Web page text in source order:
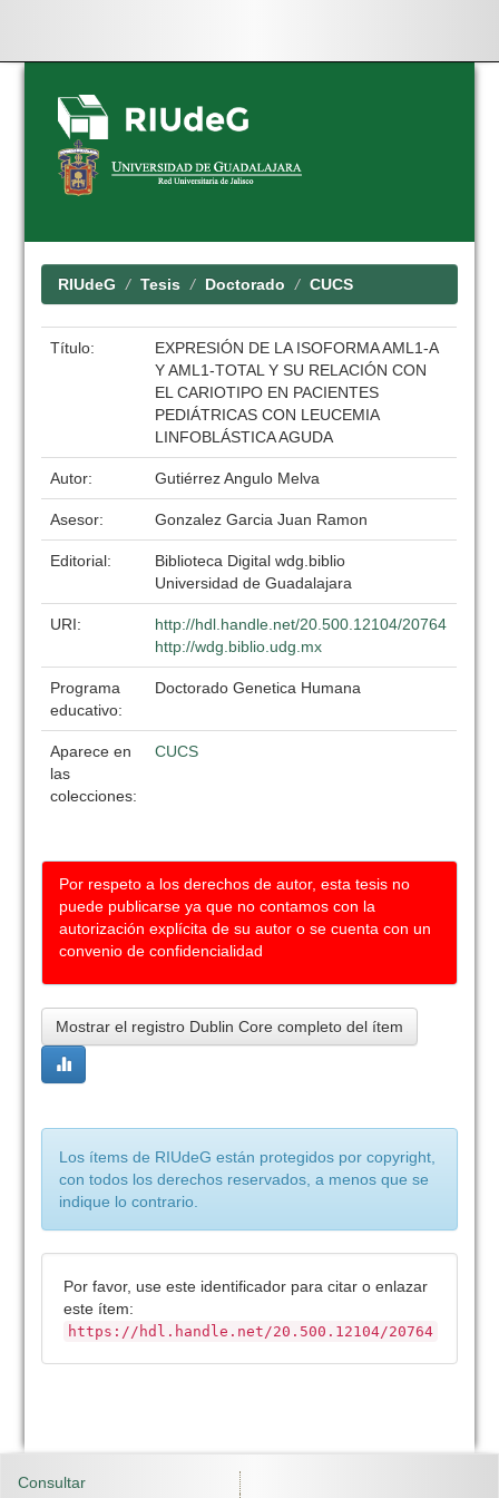
Skip
navigation
RIUdeG Tesis Doctorado CUCS
Título:
EXPRESIÓN DE LA ISOFORMA AML1-A
Y AML1-TOTAL Y SU RELACIÓN CON
EL CARIOTIPO EN PACIENTES
PEDIÁTRICAS CON LEUCEMIA
LINFOBLÁSTICA AGUDA
Autor: Gutiérrez Angulo Melva
Asesor: Gonzalez Garcia Juan Ramon
Editorial:
Biblioteca Digital wdg.biblio
Universidad de Guadalajara
URI:
http://hdl.handle.net/20.500.12104/20764
http://wdg.biblio.udg.mx
Programa
educativo:
Doctorado Genetica Humana
Aparece en
las
colecciones:
CUCS
Por respeto a los derechos de autor, esta tesis no
puede publicarse ya que no contamos con la
autorización explícita de su autor o se cuenta con un
convenio de confidencialidad
Mostrar el registro Dublin Core completo del ítem
Los ítems de RIUdeG están protegidos por copyright,
con todos los derechos reservados, a menos que se
indique lo contrario.
Por favor, use este identificador para citar o enlazar
este ítem:
https://hdl.handle.net/20.500.12104/20764
Consultar